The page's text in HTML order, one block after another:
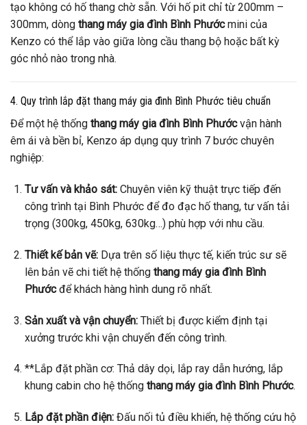
tạo không có hố thang chờ sẵn. Với hố pit chỉ từ 200mm –
300mm, dòng thang máy gia đình Bình Phướcmini của
Kenzo có thể lắp vào giữa lòng cầu thang bộ hoặc bất kỳ
góc nhỏ nào trong nhà.
4. Quy trình lắp đặt thang máy gia đình Bình Phước tiêu chuẩn
Để một hệ thống thang máy gia đình Bình Phướcvận hành
êm ái và bền bỉ, Kenzo áp dụng quy trình 7 bước chuyên
nghiệp:
Tư vấn và khảo sát:Chuyên viên kỹ thuật trực tiếp đến
công trình tại Bình Phước để đo đạc hố thang, tư vấn tải
trọng (300kg, 450kg, 630kg…) phù hợp với nhu cầu.
Thiết kế bản vẽ:Dựa trên số liệu thực tế, kiến trúc sư sẽ
lên bản vẽ chi tiết hệ thống thang máy gia đình Bình
Phướcđể khách hàng hình dung rõ nhất.
Sản xuất và vận chuyển:Thiết bị được kiểm định tại
xưởng trước khi vận chuyển đến công trình.
**Lắp đặt phần cơ: Thả dây dọi, lắp ray dẫn hướng, lắp
khung cabin cho hệ thống thang máy gia đình Bình Phước.
Lắp đặt phần điện:Đấu nối tủ điều khiển, hệ thống cứu hộ